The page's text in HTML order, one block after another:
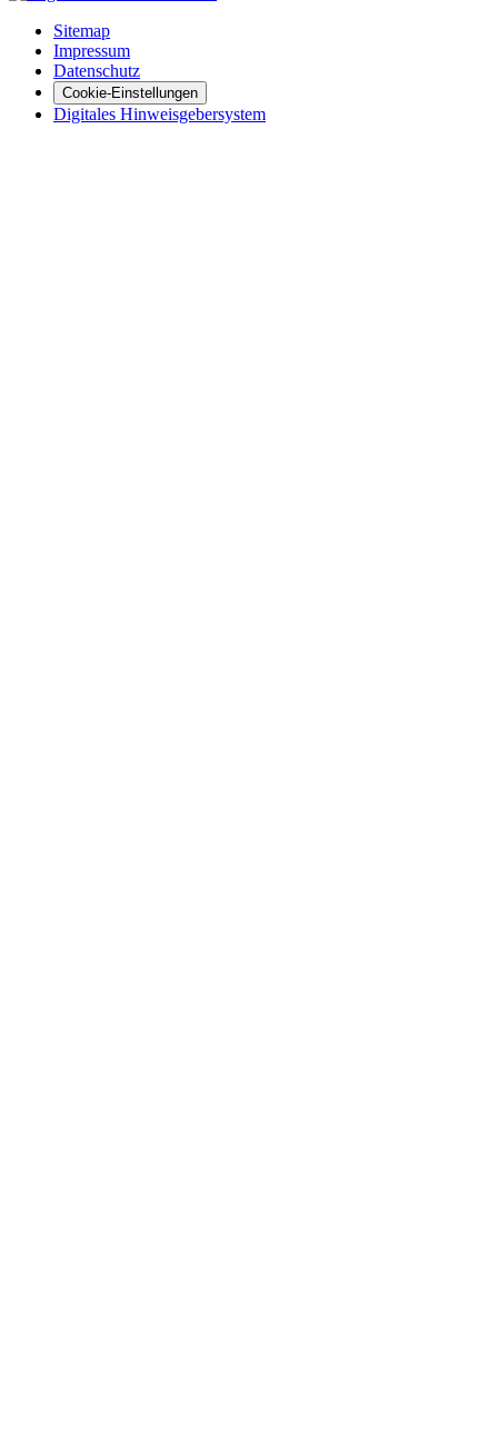
Sitemap
Impressum
Datenschutz
Cookie-Einstellungen
Digitales Hinweisgebersystem